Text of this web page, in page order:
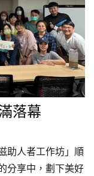
利益的同時，也積
現政府溫暖的一
的「端午送暖」不
落幕
助人者工作坊」順
分享中，劃下美好